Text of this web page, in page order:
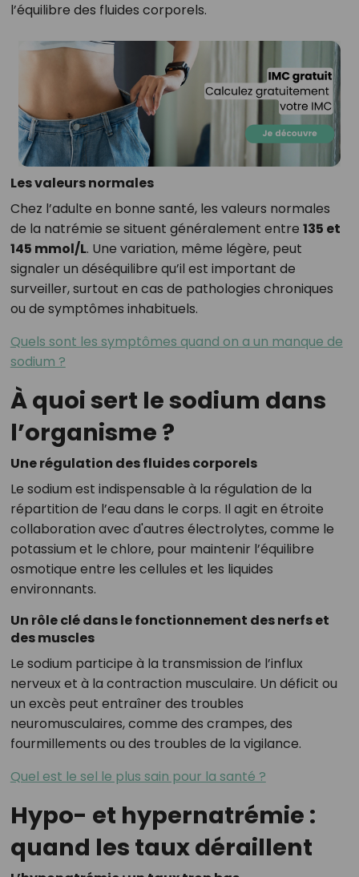
l’équilibre des fluides corporels.
Les valeurs normales
Chez l’adulte en bonne santé, les valeurs normales
de la natrémie se situent généralement entre 135 et
145 mmol/L. Une variation, même légère, peut
signaler un déséquilibre qu’il est important de
surveiller, surtout en cas de pathologies chroniques
ou de symptômes inhabituels.
Quels sont les symptômes quand on a un manque de
sodium ?
À quoi sert le sodium dans
l’organisme ?
Une régulation des fluides corporels
Le sodium est indispensable à la régulation de la
répartition de l’eau dans le corps. Il agit en étroite
collaboration avec d'autres électrolytes, comme le
potassium et le chlore, pour maintenir l’équilibre
osmotique entre les cellules et les liquides
environnants.
Un rôle clé dans le fonctionnement des nerfs et
des muscles
Le sodium participe à la transmission de l’influx
nerveux et à la contraction musculaire. Un déficit ou
un excès peut entraîner des troubles
neuromusculaires, comme des crampes, des
fourmillements ou des troubles de la vigilance.
Quel est le sel le plus sain pour la santé ?
Hypo- et hypernatrémie :
quand les taux déraillent